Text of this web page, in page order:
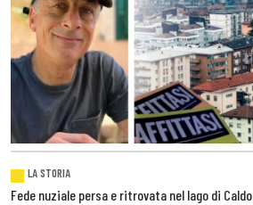
LA STORIA
Fede nuziale persa e ritrovata nel lago di